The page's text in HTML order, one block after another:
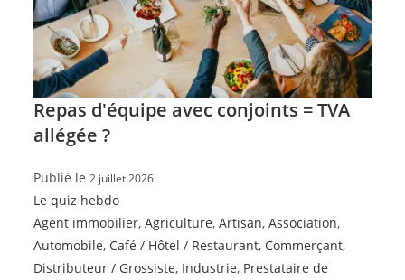
Repas d'équipe avec conjoints = TVA
allégée ?
Publié le 2 juillet 2026
Le quiz hebdo
Agent immobilier,Agriculture,Artisan,Association,
Automobile, Café / Hôtel / Restaurant, Commerçant,
Distributeur / Grossiste, Industrie, Prestataire de